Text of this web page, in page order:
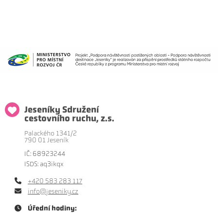
Jeseníky Sdružení
cestovního ruchu, z.s.
Palackého 1341/2
790 01 Jeseník
IČ: 68923244
ISDS: aq3ikqx
+420 583 283 117
info@jeseniky.cz
Úřední hodiny: